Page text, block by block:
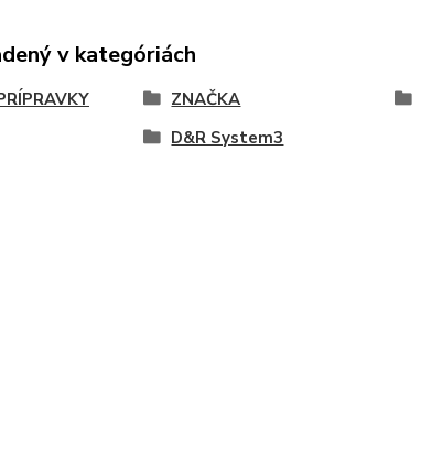
v kategóriách
ZNAČKA
D&R System3